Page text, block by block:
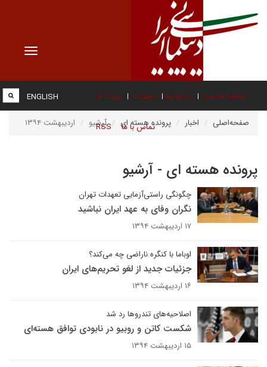
Toggle
صفحه نخست درباره ما عضویت پیوند ها
تماس با ما RSS
ENGLISH
صفحه‌اصلی اخبار پرونده هسته ای آرشیو اردیبهشت ۱۳۹۴
پرونده هسته ای - آرشیو
چگونگی راستی‌آزمایی تعهدات تهران
نگران وفای به عهد ایران نباشید
۱۷ اردیبهشت ۱۳۹۴
اوباما با کنگره ناراضی چه می‌کند؟
جزئیات جدید از لغو تحریم‌های ایران
۱۶ اردیبهشت ۱۳۹۴
اصلاحیه‌های تندروها رد شد
شکست کاتن و روبیو در نابودی توافق هسته‌ای
۱۵ اردیبهشت ۱۳۹۴